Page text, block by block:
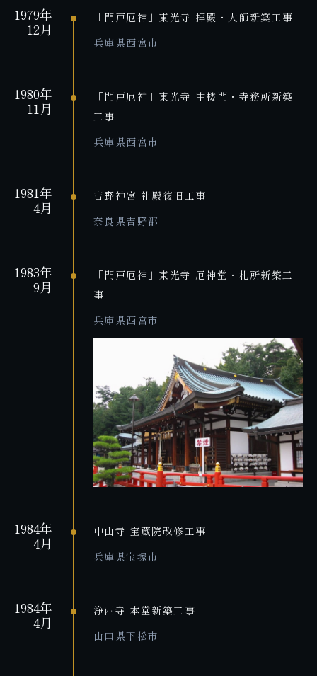
1979年
12月
「門戸厄神」東光寺 拝殿・大師新築工事
兵庫県西宮市
1980年
11月
「門戸厄神」東光寺 中楼門・寺務所新築
工事
兵庫県西宮市
1981年
4月
吉野神宮 社殿復旧工事
奈良県吉野郡
1983年
9月
「門戸厄神」東光寺 厄神堂・札所新築工
事
兵庫県西宮市
1984年
4月
中山寺 宝蔵院改修工事
兵庫県宝塚市
1984年
4月
浄西寺 本堂新築工事
山口県下松市